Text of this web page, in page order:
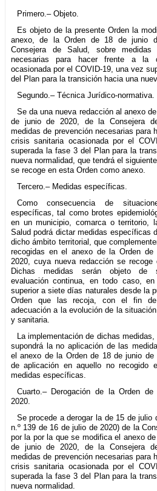
Primero.– Objeto.
Es objeto de la presente Orden la
anexo, de la Orden de 18 de junio
Consejera de Salud, sobre medidas
necesarias para hacer frente a la
ocasionada por el COVID-19, una vez
del Plan para la transición hacia una
Segundo.– Técnica Jurídico-normativa.
Se da una nueva redacción al anexo
de junio de 2020, de la Consejera
medidas de prevención necesarias para
crisis sanitaria ocasionada por el
superada la fase 3 del Plan para la
nueva normalidad, que tendrá el
se recoge en esta Orden como anexo.
Tercero.– Medidas específicas.
Como consecuencia de
específicas, tal como brotes
en un municipio, comarca o territorio,
Salud podrá dictar medidas específicas
dicho ámbito territorial, que
recogidas en el anexo de la Orden
2020, cuya nueva redacción se recoge
Dichas medidas serán objeto de
evaluación continua, en todo caso,
superior a siete días naturales desde la
Orden que las recoja, con el fin de
adecuación a la evolución de la
y sanitaria.
La implementación de dichas
supondrá la no aplicación de las
el anexo de la Orden de 18 de junio de
de aplicación en aquello no recogido
medidas específicas.
Cuarto.– Derogación de la Orden
2020.
Se procede a derogar la de 15 de julio
n.º 139 de 16 de julio de 2020) de la
por la por la que se modifica el anexo
de junio de 2020, de la Consejera
medidas de prevención necesarias para
crisis sanitaria ocasionada por el
superada la fase 3 del Plan para la
nueva normalidad.